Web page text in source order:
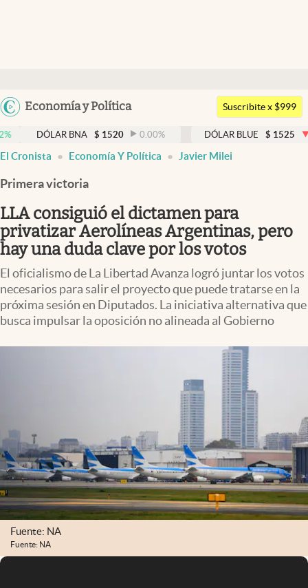
Argentina
Economía y Política
Members
Economía y Política
Finanzas y Mercados
Mercados Online
Negocios
Columnistas
Apertura
Infotechnology
El Cronista Studio
Mediakit
abre en nueva pestaña
Argentina
Suscribite x $999
BNA $ 1520 0.00% DÓLAR BLUE $ 1525 -0.33%
El Cronista Economía Y Política Javier Milei
Primera victoria
LLA consiguió el dictamen para
privatizar Aerolíneas Argentinas, pero
hay una duda clave por los votos
El oficialismo de La Libertad Avanza logró juntar los votos
necesarios para salir el proyecto que puede tratarse en la
próxima sesión en Diputados. La iniciativa alternativa que
busca impulsar la oposición no alineada al Gobierno
Fuente: NA
Fuente: NA